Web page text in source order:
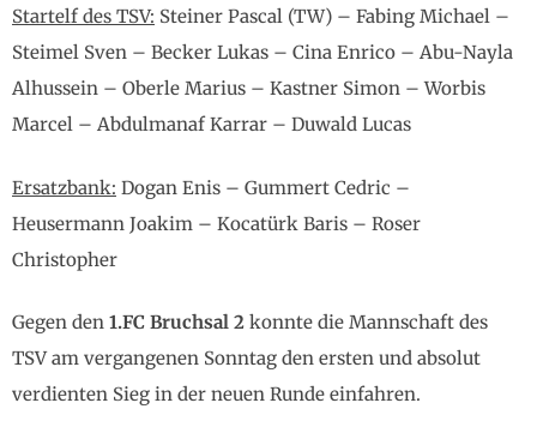
Startelf des TSV: Steiner Pascal (TW) – Fabing Michael –
Steimel Sven – Becker Lukas – Cina Enrico – Abu-Nayla
Alhussein – Oberle Marius – Kastner Simon – Worbis
Marcel – Abdulmanaf Karrar – Duwald Lucas
Ersatzbank: Dogan Enis – Gummert Cedric –
Heusermann Joakim – Kocatürk Baris – Roser
Christopher
Gegen den 1.FC Bruchsal 2 konnte die Mannschaft des
TSV am vergangenen Sonntag den ersten und absolut
verdienten Sieg in der neuen Runde einfahren.